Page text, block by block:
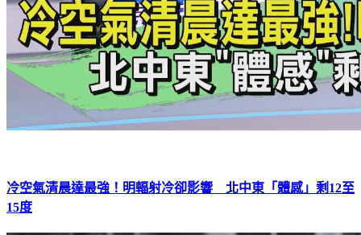
冷空氣清晨達最強！明輻射冷卻影響 北中東「體感」剩12至
15度